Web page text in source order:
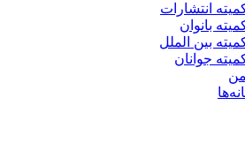
انتشارات
بانوان
بین الملل
جوانان